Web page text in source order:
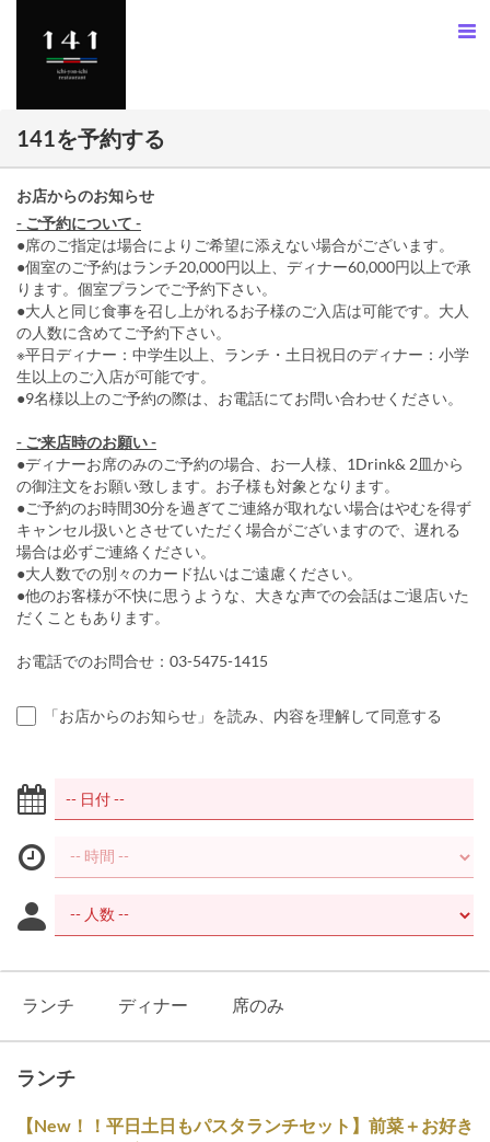
141を予約する
お店からのお知らせ
- ご予約について -
●席のご指定は場合によりご希望に添えない場合がございます。
●個室のご予約はランチ20,000円以上、ディナー60,000円以上で承
ります。個室プランでご予約下さい。
●大人と同じ食事を召し上がれるお子様のご入店は可能です。大人
の人数に含めてご予約下さい。
※平日ディナー：中学生以上、ランチ・土日祝日のディナー：小学
生以上のご入店が可能です。
●9名様以上のご予約の際は、お電話にてお問い合わせください。
- ご来店時のお願い -
●ディナーお席のみのご予約の場合、お一人様、1Drink& 2皿から
の御注文をお願い致します。お子様も対象となります。
●ご予約のお時間30分を過ぎてご連絡が取れない場合はやむを得ず
キャンセル扱いとさせていただく場合がございますので、遅れる
場合は必ずご連絡ください。
●大人数での別々のカード払いはご遠慮ください。
●他のお客様が不快に思うような、大きな声での会話はご退店いた
だくこともあります。
お電話でのお問合せ：03-5475-1415
「お店からのお知らせ」を読み、内容を理解して同意する
ランチ ディナー 席のみ
ランチ
【New！！平日土日もパスタランチセット】前菜＋お好き